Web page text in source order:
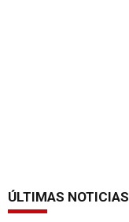
ÚLTIMAS NOTICIAS